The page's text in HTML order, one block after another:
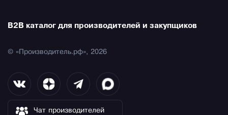
B2B каталог для производителей и закупщиков
© «Производитель.рф», 2026
Чат производителей